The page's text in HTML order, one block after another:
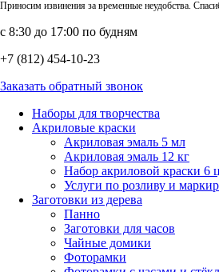
Приносим извинения за временные неудобства.
с 8:30 до 17:00 по будням
+7 (812) 454-10-23
Заказать обратный звонок
Наборы для творчества
Акриловые краски
Акриловая эмаль 5 мл
Акриловая эмаль 12 кг
Набор акриловой краски 6
Услуги по розливу и
Заготовки из дерева
Панно
Заготовки для часов
Чайные домики
Фоторамки